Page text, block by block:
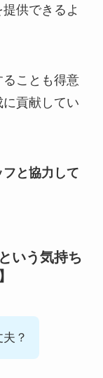
供できるよ
ることも得意
貢献してい
と協力して
いう気持ち
？